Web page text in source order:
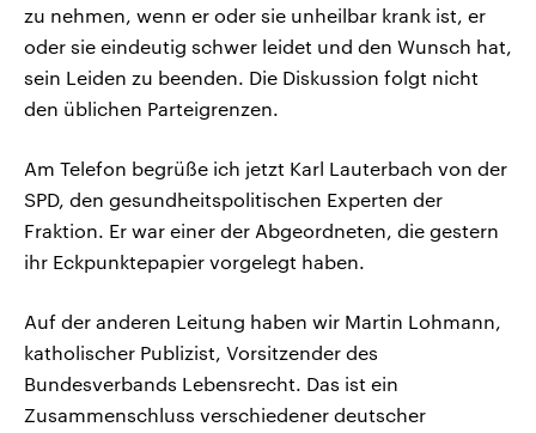
zu nehmen, wenn er oder sie unheilbar krank ist, er
oder sie eindeutig schwer leidet und den Wunsch hat,
sein Leiden zu beenden. Die Diskussion folgt nicht
den üblichen Parteigrenzen.
Am Telefon begrüße ich jetzt Karl Lauterbach von der
SPD, den gesundheitspolitischen Experten der
Fraktion. Er war einer der Abgeordneten, die gestern
ihr Eckpunktepapier vorgelegt haben.
Auf der anderen Leitung haben wir Martin Lohmann,
katholischer Publizist, Vorsitzender des
Bundesverbands Lebensrecht. Das ist ein
Zusammenschluss verschiedener deutscher